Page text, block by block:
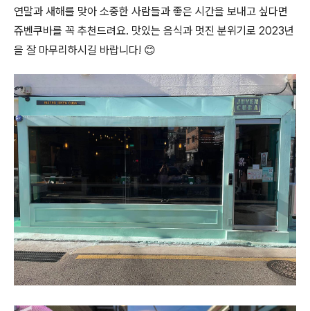
연말과 새해를 맞아 소중한 사람들과 좋은 시간을 보내고 싶다면
쥬벤쿠바를 꼭 추천드려요. 맛있는 음식과 멋진 분위기로 2023년
을 잘 마무리하시길 바랍니다! 😊